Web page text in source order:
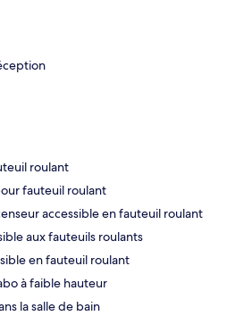
roulant
fauteuil roulant
accessible en fauteuil roulant
aux fauteuils roulants
en fauteuil roulant
à faible hauteur
la salle de bain